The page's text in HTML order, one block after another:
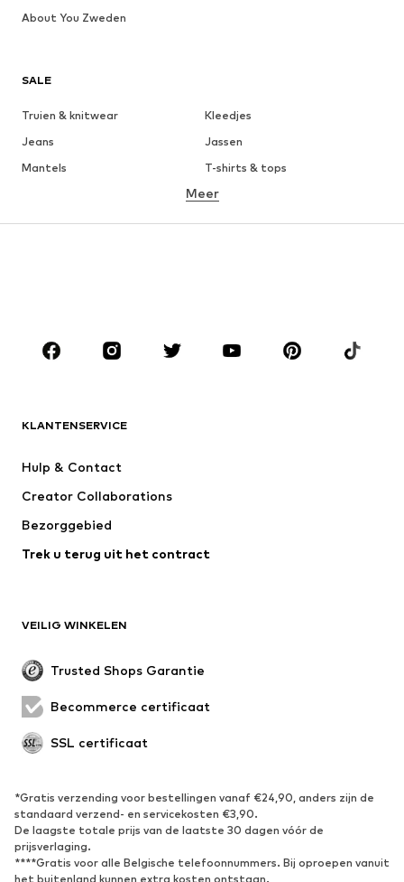
SALE
Truien & knitwear
Kleedjes
Jeans
Jassen
Mantels
T-shirts & tops
Ondergoed
Rokken
Blouses & tunieken
Accessoires
Premium
Nieuw
Ondergoed
Mantels
Rokken
Evenementen
SCHOENEN
Sneakers
Enkellaarsjes
Pumps & hakken
Laarzen
Sandalen
Sportschoenen
Ballerina's
Meer
KLANTENSERVICE
Hulp & Contact
Creator Collaborations
Bezorggebied
Trek u terug uit het contract
VEILIG WINKELEN
Trusted Shops Garantie
Becommerce certificaat
SSL certificaat
*Gratis verzending voor bestellingen vanaf €24,90, anders zijn de
standaard verzend- en servicekosten €3,90.
De laagste totale prijs van de laatste 30 dagen vóór de
prijsverlaging.
****Gratis voor alle Belgische telefoonnummers. Bij oproepen vanuit
het buitenland kunnen extra kosten ontstaan.
About You Zweden